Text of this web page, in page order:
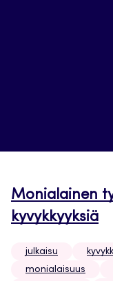
Monialainen
kyvykkyyksiä
julkaisu
monialaisuus